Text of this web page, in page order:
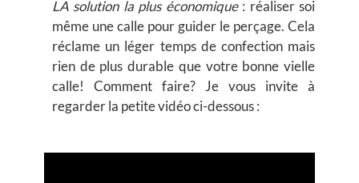
LA solution la plus économique: réaliser soi
même une calle pour guider le perçage. Cela
réclame un léger temps de confection mais
rien de plus durable que votre bonne vielle
calle! Comment faire? Je vous invite à
regarder la petite vidéo ci-dessous :